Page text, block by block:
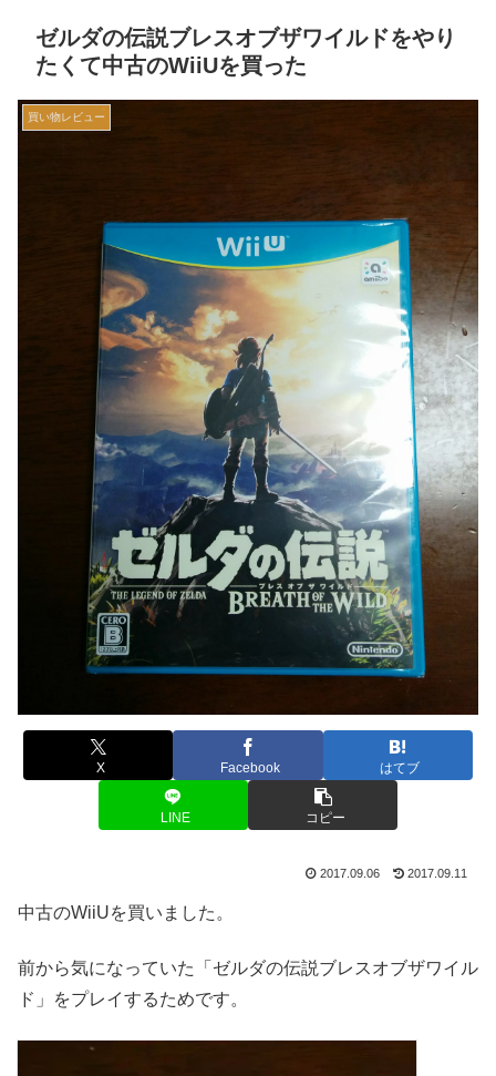
ゼルダの伝説ブレスオブザワイルドをやり
たくて中古のWiiUを買った
買い物レビュー
X Facebook はてブ
LINE コピー
2017.09.06 2017.09.11
中古のWiiUを買いました。
前から気になっていた「ゼルダの伝説ブレスオブザワイル
ド」をプレイするためです。